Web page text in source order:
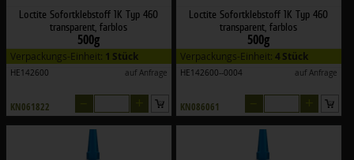
Loctite Sofortklebstoff 1K Typ 460
transparent, farblos
500g
Verpackungs-Einheit: 1 Stück
HE142600 auf Anfrage
KN061822
Loctite Sofortklebstoff 1K Typ 460
transparent, farblos
500g
Verpackungs-Einheit:4 Stück
HE142600--0004 auf Anfrage
KN086061